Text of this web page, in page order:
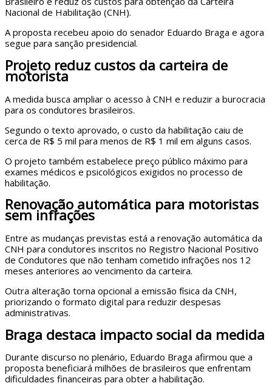
Nacional de Habilitação (CNH).
A proposta recebeu apoio do senador Eduardo Braga e agora
segue para sanção presidencial.
Projeto reduz custos da carteira de
motorista
A medida busca ampliar o acesso à CNH e reduzir a burocracia
para os condutores brasileiros.
Segundo o texto aprovado, o custo da habilitação caiu de
cerca de R$ 5 mil para menos de R$ 1 mil em alguns casos.
O projeto também estabelece preço público máximo para
exames médicos e psicológicos exigidos no processo de
habilitação.
Renovação automática para motoristas
sem infrações
Entre as mudanças previstas está a renovação automática da
CNH para condutores inscritos no Registro Nacional Positivo
de Condutores que não tenham cometido infrações nos 12
meses anteriores ao vencimento da carteira.
Outra alteração torna opcional a emissão física da CNH,
priorizando o formato digital para reduzir despesas
administrativas.
Braga destaca impacto social da medida
Durante discurso no plenário, Eduardo Braga afirmou que a
proposta beneficiará milhões de brasileiros que enfrentam
dificuldades financeiras para obter a habilitação.